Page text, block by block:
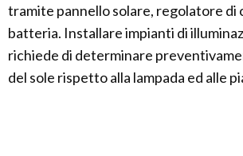
tramite pannello solare, regolatore di
batteria. Installare impianti di
richiede di determinare
del sole rispetto alla lampada ed alle